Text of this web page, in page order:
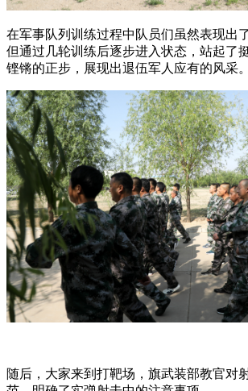
在军事队列训练过程中队员们虽然表现出
但通过几轮训练后逐步进入状态，站起了
铿锵的正步，展现出退伍军人应有的风采。
随后，大家来到打靶场，旗武装部教官对